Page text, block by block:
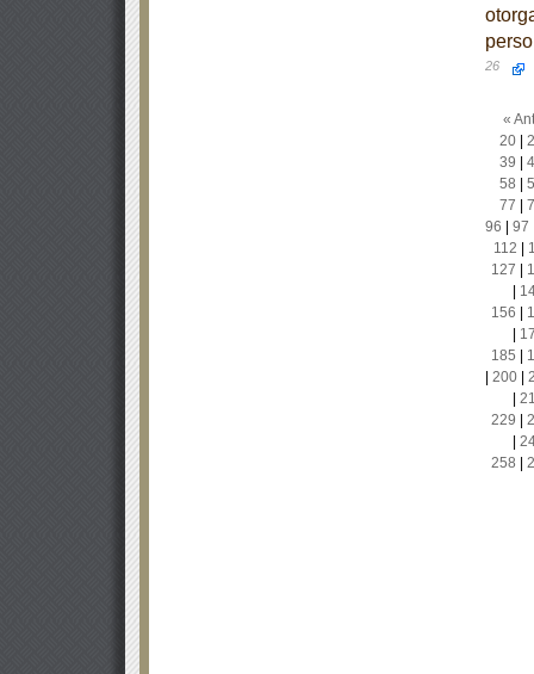
26
«
20|
39
58
77
96
97
112
127
156
185
200|
229
258